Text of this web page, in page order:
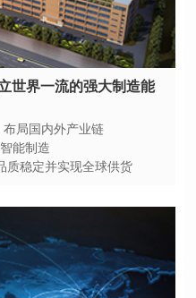
局国内外产业链
能制造
质稳定并实现全球供货